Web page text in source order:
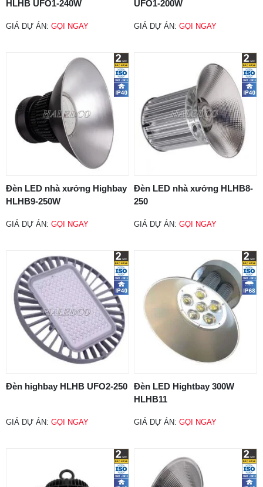
HLHB UFO1-240W
GIÁ DỰ ÁN: GỌI NGAY
UFO1-200W
GIÁ DỰ ÁN: GỌI NGAY
Đèn LED nhà xưởng Highbay
HLHB9-250W
GIÁ DỰ ÁN: GỌI NGAY
Đèn LED nhà xưởng HLHB8-
250
GIÁ DỰ ÁN: GỌI NGAY
Đèn highbay HLHB UFO2-250
GIÁ DỰ ÁN: GỌI NGAY
Đèn LED Hightbay 300W
HLHB11
GIÁ DỰ ÁN: GỌI NGAY